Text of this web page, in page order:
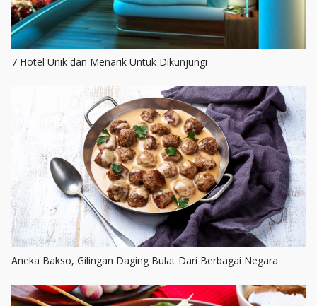
7 Hotel Unik dan Menarik Untuk Dikunjungi
Aneka Bakso, Gilingan Daging Bulat Dari Berbagai Negara